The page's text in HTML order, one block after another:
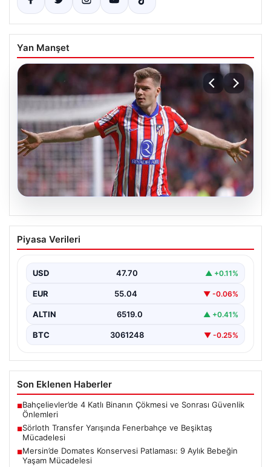
Yan Manşet
05.08.2026
Sörloth Transfer Yarışında Fenerbahçe
ve Beşiktaş Mücadelesi
sahne olurken, Süper Lig’in iki büyük devi,…
Piyasa Verileri
USD 47.70 ▲ +0.11%
EUR 55.04 ▼ -0.06%
ALTIN 6519.0 ▲ +0.41%
BTC 3061248 ▼ -0.25%
Son Eklenen Haberler
■Bahçelievler’de 4 Katlı Binanın Çökmesi ve Sonrası Güvenlik
Önlemleri
■Sörloth Transfer Yarışında Fenerbahçe ve Beşiktaş
Mücadelesi
■Mersin’de Domates Konservesi Patlaması: 9 Aylık Bebeğin
Yaşam Mücadelesi